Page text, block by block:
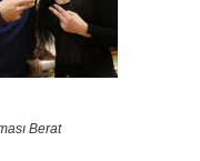
Berat